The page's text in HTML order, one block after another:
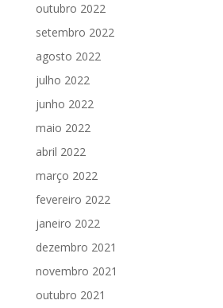
outubro 2022
setembro 2022
agosto 2022
julho 2022
junho 2022
maio 2022
abril 2022
março 2022
fevereiro 2022
janeiro 2022
dezembro 2021
novembro 2021
outubro 2021